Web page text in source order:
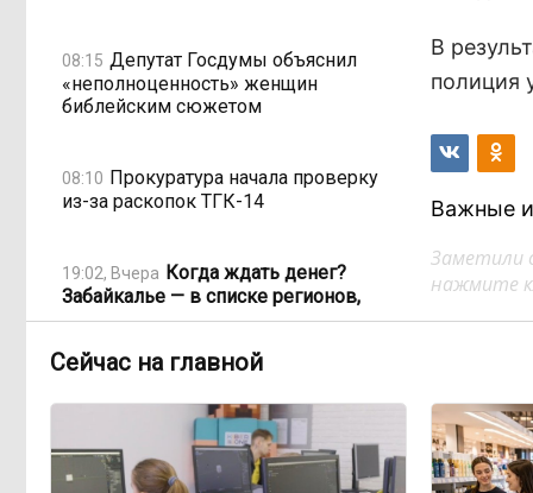
08:15 Депутат Госдумы объяснил
«неполноценность» женщин
библейским сюжетом
08:10 Прокуратура начала проверку
из-за раскопок ТГК-14
19:02, Вчера Когда ждать денег?
Забайкалье — в списке регионов,
где бюджетники могут остаться без
«Их масштаб может
превысить весь наш опыт»: Осипов
предупреждает о климатической
угрозе на фоне пожаров в Европе
В
полиция
Важные
Заметили
нажмите
Сейчас на главной